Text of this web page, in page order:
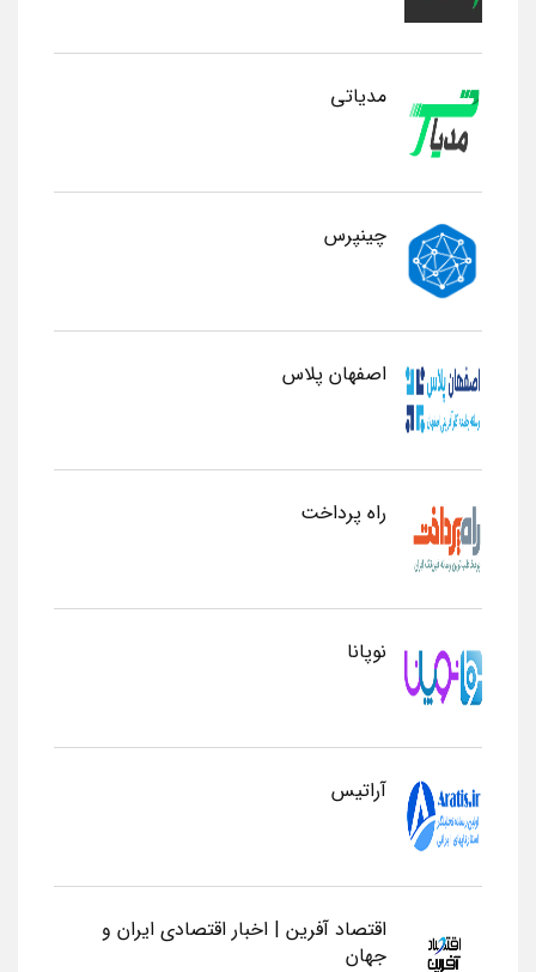
مدیاتی
چینپرس
اصفهان پلاس
راه پرداخت
نوپانا
آراتیس
اقتصاد آفرین | اخبار اقتصادی ایران و
جهان